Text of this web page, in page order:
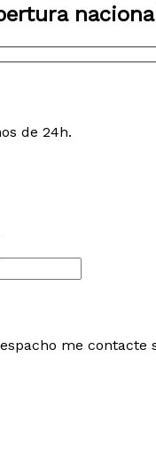
de 24h.
me contacte